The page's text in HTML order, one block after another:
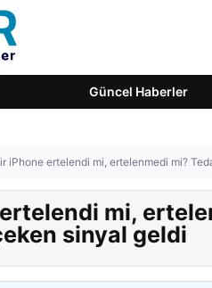
Güncel Haberler
iPhone ertelendi mi, ertelenmedi mi?
mi,
sinyal geldi